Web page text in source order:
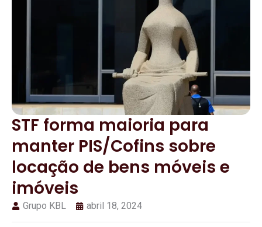
STF forma maioria para
manter PIS/Cofins sobre
locação de bens móveis e
imóveis
Grupo KBL abril 18, 2024